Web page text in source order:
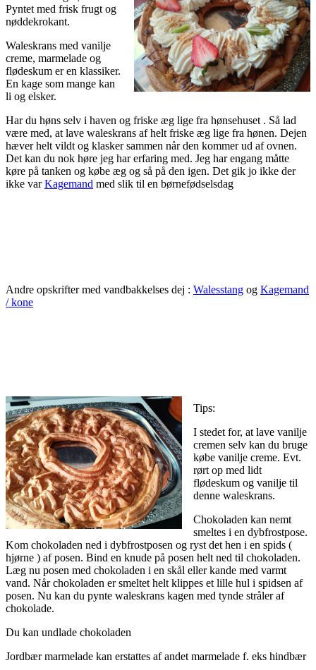
Pyntet med frisk frugt og
nøddekrokant.
Waleskrans med vanilje
creme, marmelade og
flødeskum er en klassiker.
En kage som mange kan
li og elsker.
Har du høns selv i haven og friske æg lige fra hønsehuset . Så lad
være med, at lave waleskrans af helt friske æg lige fra hønen. Dejen
hæver helt vildt og klasker sammen når den kommer ud af ovnen.
Det kan du nok høre jeg har erfaring med. Jeg har engang måtte
køre på tanken og købe æg og så på den igen. Det gik jo ikke der
ikke varKagemand med slik til en børnefødselsdag
Andre opskrifter med vandbakkelses dej : Walesstang og Kagemand
/ kone
Tips:
I stedet for, at lave vanilje
cremen selv kan du bruge
købe vanilje creme. Evt.
rørt op med lidt
flødeskum og vanilje til
denne waleskrans.
Chokoladen kan nemt
smeltes i en dybfrostpose.
Kom chokoladen ned i dybfrostposen og ryst det hen i en spids (
hjørne ) af posen. Bind en knude på posen helt ned til chokoladen.
Læg nu posen med chokoladen i en skål eller kande med varmt
vand. Når chokoladen er smeltet helt klippes et lille hul i spidsen af
posen. Nu kan du pynte waleskrans kagen med tynde stråler af
chokolade.
Du kan undlade chokoladen
Jordbær marmelade kan erstattes af andet marmelade f. eks hindbær